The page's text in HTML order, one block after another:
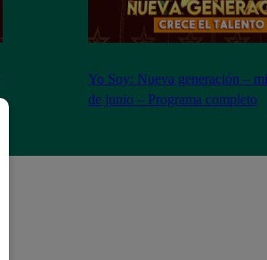
Yo Soy: Nueva generación –
de junio – Programa completo